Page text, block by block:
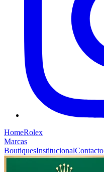
HomeRolex
Marcas
BoutiquesInstitucionalContacto